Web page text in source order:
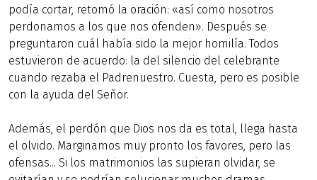
podía cortar, retomó la oración: «así como nosotros
perdonamos a los que nos ofenden». Después se
preguntaron cuál había sido la mejor homilía. Todos
estuvieron de acuerdo: la del silencio del celebrante
cuando rezaba el Padrenuestro. Cuesta, pero es posible
con la ayuda del Señor.
Además, el perdón que Dios nos da es total, llega hasta
el olvido. Marginamos muy pronto los favores, pero las
ofensas... Si los matrimonios las supieran olvidar, se